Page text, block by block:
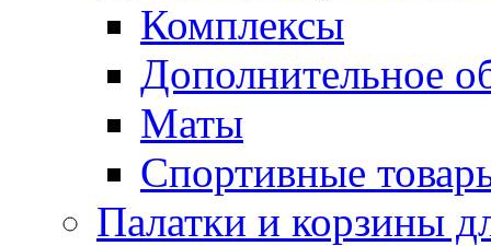
Комплексы
Дополнительное
Маты
Спортивные
Палатки и корзины